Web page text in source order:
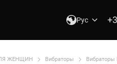
Рус
ЖЕНЩИН Вибраторы
Вибраторы